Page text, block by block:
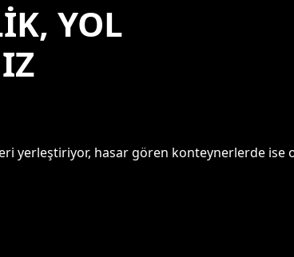
YOL
yerleştiriyor, hasar gören konteynerlerde ise